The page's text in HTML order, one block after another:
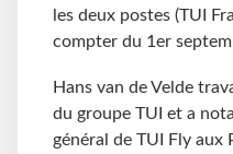
les deux postes (TUI
compter du 1er
Hans van de Velde
du groupe TUI et a
général de TUI Fly aux